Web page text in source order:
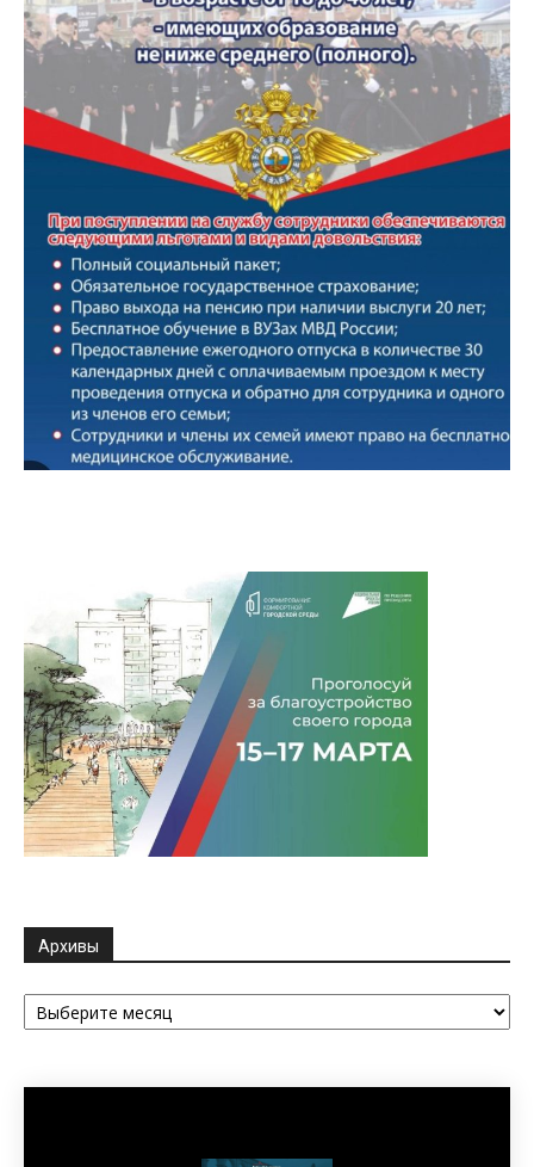
Архивы
Архивы